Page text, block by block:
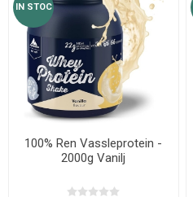
IN STOC
100% Ren Vassleprotein -
2000g Vanilj